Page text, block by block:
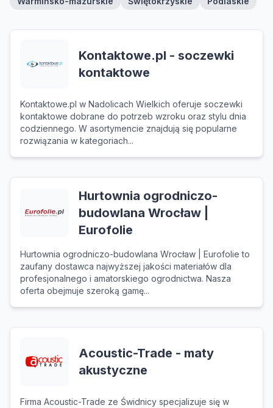
Kontaktowe.pl - soczewki
kontaktowe
Kontaktowe.pl w Nadolicach Wielkich oferuje soczewki
kontaktowe dobrane do potrzeb wzroku oraz stylu dnia
codziennego. W asortymencie znajdują się popularne
rozwiązania w kategoriach...
Hurtownia ogrodniczo-
budowlana Wrocław |
Eurofolie
Hurtownia ogrodniczo-budowlana Wrocław | Eurofolie to
zaufany dostawca najwyższej jakości materiałów dla
profesjonalnego i amatorskiego ogrodnictwa. Nasza
oferta obejmuje szeroką gamę...
Acoustic-Trade - maty
akustyczne
Firma Acoustic-Trade ze Świdnicy specjalizuje się w